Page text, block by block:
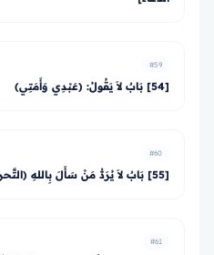
#59
[54] بَابٌ لاَ يَقُولُ: (عَبْدِي وَأَمَتِي)
#60
[55] بَابٌ لاَ يُرَدُّ مَنْ سَأَلَ بِاللهِ (التَّحريم أو الكراهة)
#61